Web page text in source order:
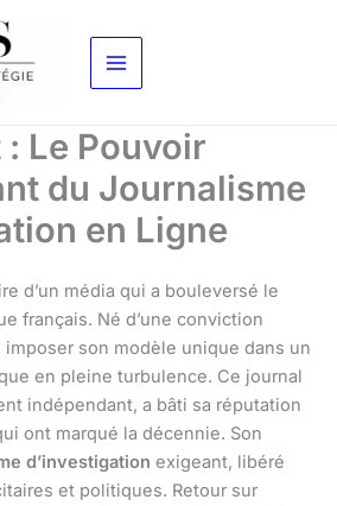
Le Pouvoir
du Journalisme
en Ligne
d’un média qui a bouleversé le
français. Né d’une conviction
imposer son modèle unique dans un
en pleine turbulence. Ce journal
indépendant, a bâti sa réputation
ont marqué la décennie. Son
d’investigation exigeant, libéré
et politiques. Retour sur